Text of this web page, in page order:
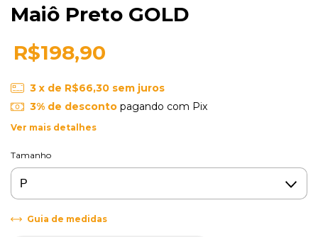
Maiô Preto GOLD
R$198,90
3 x de R$66,30 sem juros
3% de descontopagando com Pix
Ver mais detalhes
Tamanho
Guia de medidas